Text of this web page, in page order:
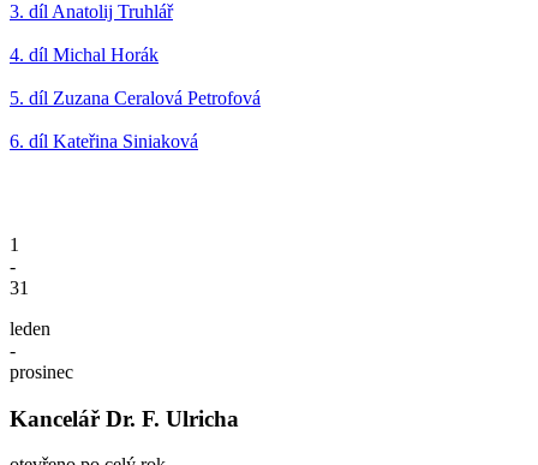
3. díl Anatolij Truhlář
4. díl Michal Horák
5. díl Zuzana Ceralová Petrofová
6. díl Kateřina Siniaková
1
-
31
leden
-
prosinec
Kancelář Dr. F. Ulricha